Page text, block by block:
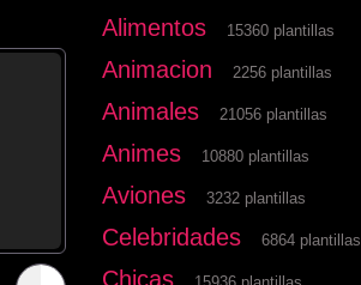
Alimentos 15360 plantillas
Animacion 2256 plantillas
Animales 21056 plantillas
Animes 10880 plantillas
Aviones 3232 plantillas
Celebridades 6864 plantillas
Chicas